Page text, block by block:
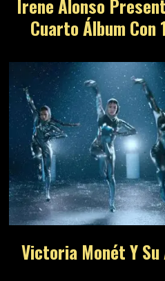
Irene Alonso
Cuarto Álbum Con
Victoria Monét Y